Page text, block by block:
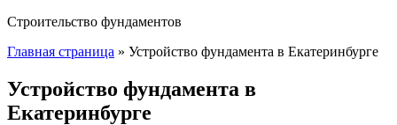
Строительство фундаментов
Главная страница » Устройство фундамента в Екатеринбурге
Устройство фундамента в
Екатеринбурге